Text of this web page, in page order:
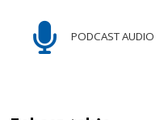
PODCAST AUDIO